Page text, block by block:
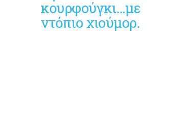
κουρφούγκι…με
ντόπιο χιούμορ.